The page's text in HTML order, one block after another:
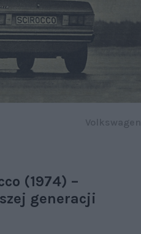
(1974) –
generacji